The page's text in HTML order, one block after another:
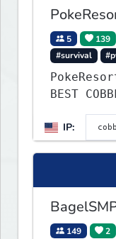
5 139
#survival
BEST
IP:
149 2